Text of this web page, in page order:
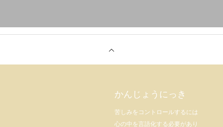
かんじょうにっき
苦しみをコントロールするには
心の中を言語化する必要があり